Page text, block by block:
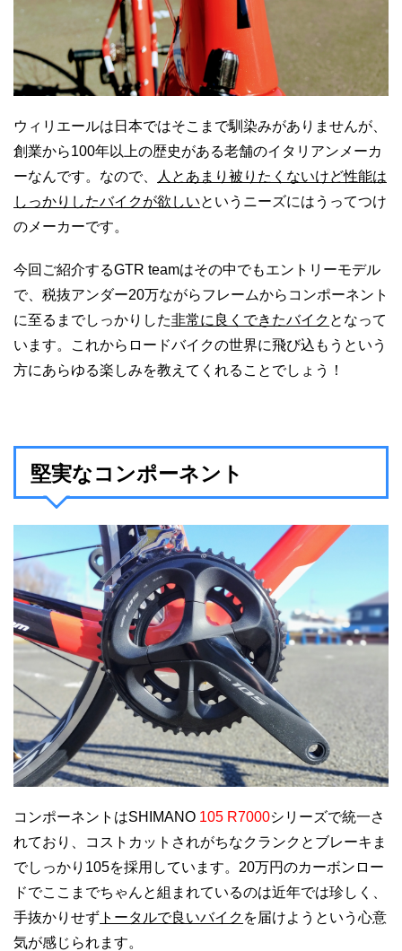
ウィリエールは日本ではそこまで馴染みがありませんが、
創業から100年以上の歴史がある老舗のイタリアンメーカ
ーなんです。なので、
人とあまり被りたくないけど性能は
しっかりしたバイクが欲しいというニーズにはうってつけ
のメーカーです。
今回ご紹介するGTR teamはその中でもエントリーモデル
で、税抜アンダー20万ながらフレームからコンポーネント
に至るまでしっかりした非常に良くできたバイク となって
います。これからロードバイクの世界に飛び込もうという
方にあらゆる楽しみを教えてくれることでしょう！
堅実なコンポーネント
コンポーネントはSHIMANO 105 R7000シリーズで統一さ
れており、コストカットされがちなクランクとブレーキま
でしっかり105を採用しています。20万円のカーボンロー
ドでここまでちゃんと組まれているのは近年では珍しく、
手抜かりせず トータルで良いバイク を届けようという心意
気が感じられます。